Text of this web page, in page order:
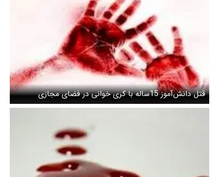
قتل دانش‌آموز 15ساله با کری خوانی در فضای مجازی